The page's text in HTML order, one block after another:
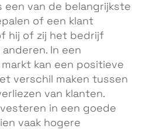
een van de belangrijkste
of een klant
hij of zij het bedrijf
In een
kan een positieve
verschil maken tussen
van klanten.
in een goede
vaak hogere